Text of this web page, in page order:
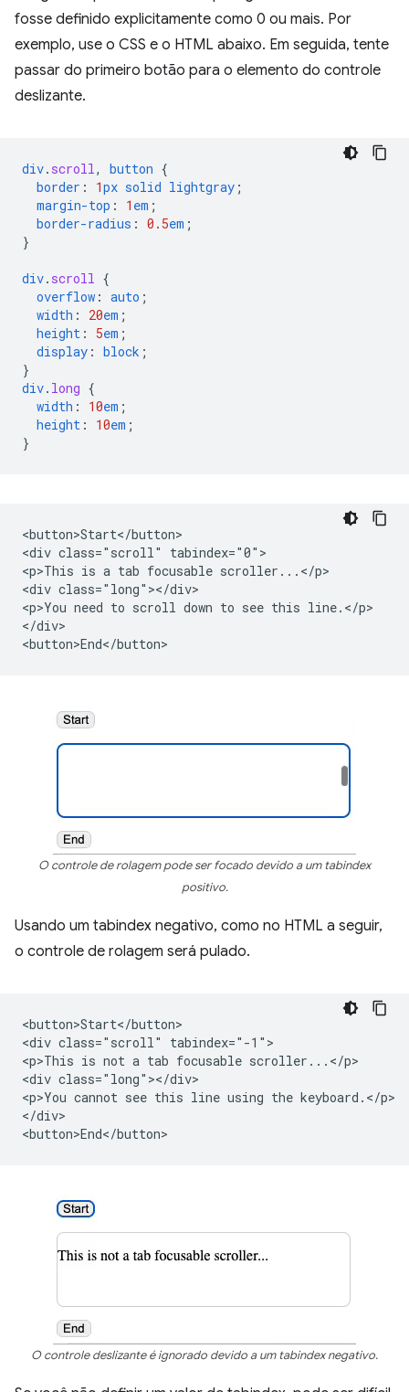
fosse definido explicitamente como 0 ou mais. Por
exemplo, use o CSS e o HTML abaixo. Em seguida, tente
passar do primeiro botão para o elemento do controle
deslizante.
div. scroll, button {
border : 1px solid lightgray ;
margin-top : 1 em ;
border-radius : 0.5em ;
}
div. scroll {
overflow : auto ;
width : 20em ;
height : 5em ;
display : block ;
}
div. long {
width : 10em ;
height : 10em ;
}
<button>Start</button>
<div class="scroll" tabindex="0">
<p>This is a tab focusable scroller...</p>
<div class="long"></div>
<p>You need to scroll down to see this line.</p>
</div>
O controle de rolagem pode ser focado devido a um tabindex
positivo.
Usando um tabindex negativo, como no HTML a seguir,
o controle de rolagem será pulado.
<button>Start</button>
<div class="scroll" tabindex="-1">
<p>This is not a tab focusable scroller...</p>
<div class="long"></div>
<p>You cannot see this line using the keyboard.</p>
</div>
O controle deslizante é ignorado devido a um tabindex negativo.